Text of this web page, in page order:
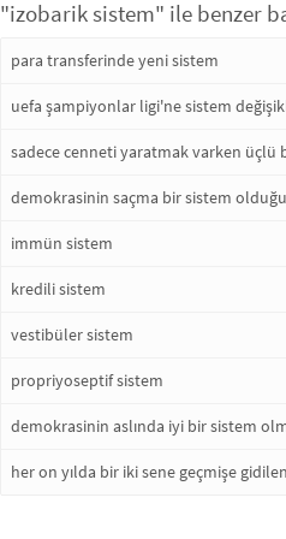
"izobarik sistem" ile benzer
para transferinde yeni sistem
uefa şampiyonlar ligi'ne sistem
sadece cenneti yaratmak varken üçlü
demokrasinin saçma bir sistem
immün sistem
kredili sistem
vestibüler sistem
propriyoseptif sistem
demokrasinin aslında iyi bir sistem
her on yılda bir iki sene geçmişe